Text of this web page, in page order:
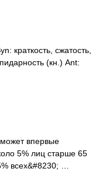
краткость, сжатость,
(кн.) Ant:
впервые
5% лиц старше 65
всех&#8230; …